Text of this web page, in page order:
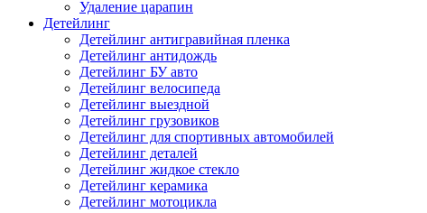
Удаление царапин
Детейлинг
Детейлинг антигравийная пленка
Детейлинг антидождь
Детейлинг БУ авто
Детейлинг велосипеда
Детейлинг выездной
Детейлинг грузовиков
Детейлинг для спортивных автомобилей
Детейлинг деталей
Детейлинг жидкое стекло
Детейлинг керамика
Детейлинг мотоцикла